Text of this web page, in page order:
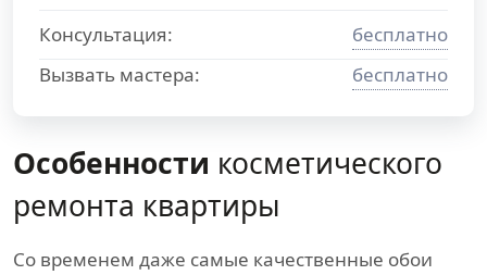
Особенности косметического
ремонта квартиры
Со временем даже самые качественные обои
Консультация:
бесплатно
Вызвать мастера:
бесплатно